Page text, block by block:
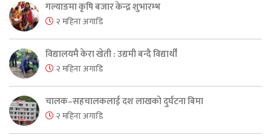
गल्याङमा कृषि बजार केन्द्र शुभारम्भ
२ महिना अगाडि
विद्यालयमै केरा खेती : उद्यमी बन्दै विद्यार्थी
२ महिना अगाडि
चालक–सहचालकलाई दश लाखको दुर्घटना बिमा
२ महिना अगाडि